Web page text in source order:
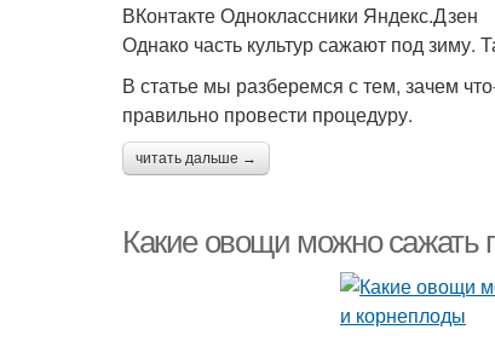
ВКонтакте Одноклассники Яндекс.Дзен
Однако часть культур сажают под
В статье мы разберемся с тем, зачем
правильно провести процедуру.
читать дальше →
Какие овощи можно сажать